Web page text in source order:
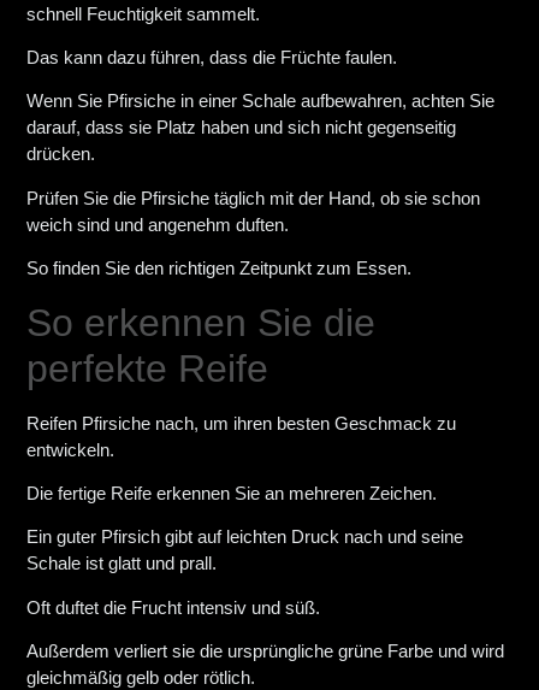
schnell Feuchtigkeit sammelt.
Das kann dazu führen, dass die Früchte faulen.
Wenn Sie Pfirsiche in einer Schale aufbewahren, achten Sie
darauf, dass sie Platz haben und sich nicht gegenseitig
drücken.
Prüfen Sie die Pfirsiche täglich mit der Hand, ob sie schon
weich sind und angenehm duften.
So finden Sie den richtigen Zeitpunkt zum Essen.
So erkennen Sie die
perfekte Reife
Reifen Pfirsiche nach, um ihren besten Geschmack zu
entwickeln.
Die fertige Reife erkennen Sie an mehreren Zeichen.
Ein guter Pfirsich gibt auf leichten Druck nach und seine
Schale ist glatt und prall.
Oft duftet die Frucht intensiv und süß.
Außerdem verliert sie die ursprüngliche grüne Farbe und wird
gleichmäßig gelb oder rötlich.